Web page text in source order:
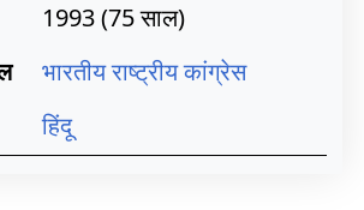
1993 (75 साल)
भारतीय राष्ट्रीय कांग्रेस
हिंदू